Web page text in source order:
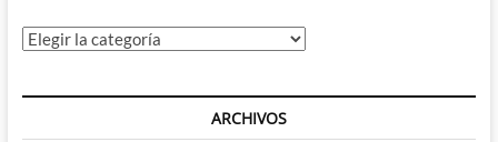
Categorías
ARCHIVOS